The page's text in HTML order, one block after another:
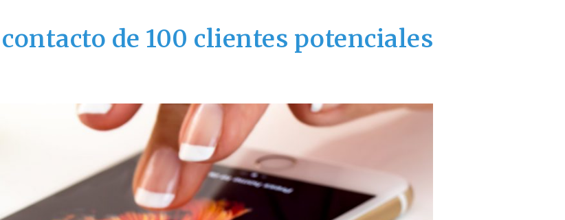
de 100 clientes potenciales